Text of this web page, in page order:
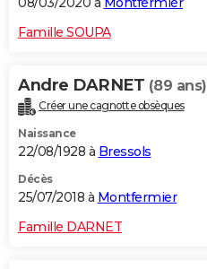
Famille SOUPA
Andre DARNET (89 ans)
Créer une cagnotte obsèques
Naissance
22/08/1928 à Bressols
Décès
25/07/2018 à Montfermier
Famille DARNET